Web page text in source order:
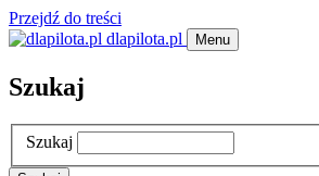
Przejdź do treści
dlapilota.pl
Menu
Szukaj
Szukaj